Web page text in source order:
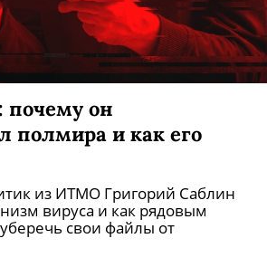
почему он
полмира и как его
из ИТМО Григорий Саблин
вируса и как рядовым
свои файлы от